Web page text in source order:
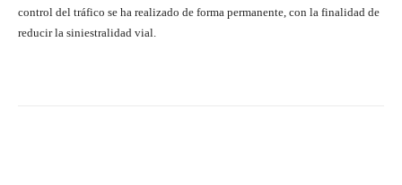
control del tráfico se ha realizado de forma permanente, con la finalidad de
reducir la siniestralidad vial.